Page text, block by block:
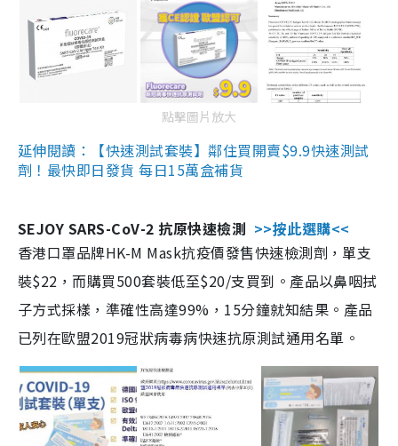
點擊圖片放大
延伸閱讀：【快速測試套裝】鄰住買開賣$9.9快速測試
劑！最快即日發貨 每日15萬盒補貨
SEJOY SARS-CoV-2 抗原快速檢測 >>按此選購<<
香港口罩品牌HK-M Mask抗疫價發售快速檢測劑，單支
裝$22，而購買500套裝低至$20/支買到。產品以鼻咽拭
子方式採樣，準確性高達99%，15分鐘就知結果。產品
已列在歐盟2019冠狀病毒病快速抗原測試通用名單。